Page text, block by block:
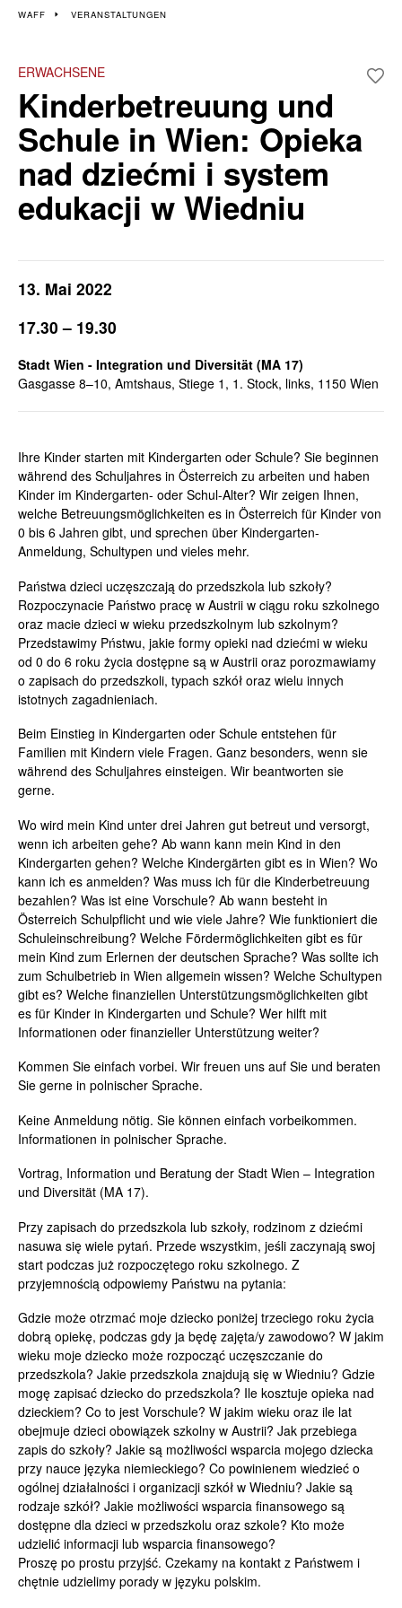
Veranstaltungen im 15.
und 17. Bezirk
Wiener Wochen für Beruf und Weiterbildung | 9. – 13. Mai 2022
WAFF VERANSTALTUNGEN
ERWACHSENE
Kinderbetreuung und
Schule in Wien: Opieka
nad dziećmi i system
edukacji w Wiedniu
13. Mai 2022
17.30 – 19.30
Stadt Wien - Integration und Diversität (MA 17)
Gasgasse 8–10, Amtshaus, Stiege 1, 1. Stock, links, 1150 Wien
Ihre Kinder starten mit Kindergarten oder Schule? Sie beginnen
während des Schuljahres in Österreich zu arbeiten und haben
Kinder im Kindergarten- oder Schul-Alter? Wir zeigen Ihnen,
welche Betreuungsmöglichkeiten es in Österreich für Kinder von
0 bis 6 Jahren gibt, und sprechen über Kindergarten-
Anmeldung, Schultypen und vieles mehr.
Państwa dzieci uczęszczają do przedszkola lub szkoły?
Rozpoczynacie Państwo pracę w Austrii w ciągu roku szkolnego
oraz macie dzieci w wieku przedszkolnym lub szkolnym?
Przedstawimy Pństwu, jakie formy opieki nad dziećmi w wieku
od 0 do 6 roku życia dostępne są w Austrii oraz porozmawiamy
o zapisach do przedszkoli, typach szkół oraz wielu innych
istotnych zagadnieniach.
Beim Einstieg in Kindergarten oder Schule entstehen für
Familien mit Kindern viele Fragen. Ganz besonders, wenn sie
während des Schuljahres einsteigen. Wir beantworten sie
gerne.
Wo wird mein Kind unter drei Jahren gut betreut und versorgt,
wenn ich arbeiten gehe? Ab wann kann mein Kind in den
Kindergarten gehen? Welche Kindergärten gibt es in Wien? Wo
kann ich es anmelden? Was muss ich für die Kinderbetreuung
bezahlen? Was ist eine Vorschule? Ab wann besteht in
Österreich Schulpflicht und wie viele Jahre? Wie funktioniert die
Schuleinschreibung? Welche Fördermöglichkeiten gibt es für
mein Kind zum Erlernen der deutschen Sprache? Was sollte ich
zum Schulbetrieb in Wien allgemein wissen? Welche Schultypen
gibt es? Welche finanziellen Unterstützungsmöglichkeiten gibt
es für Kinder in Kindergarten und Schule? Wer hilft mit
Informationen oder finanzieller Unterstützung weiter?
Kommen Sie einfach vorbei. Wir freuen uns auf Sie und beraten
Sie gerne in polnischer Sprache.
Keine Anmeldung nötig. Sie können einfach vorbeikommen.
Informationen in polnischer Sprache.
Vortrag, Information und Beratung der Stadt Wien – Integration
und Diversität (MA 17).
Przy zapisach do przedszkola lub szkoły, rodzinom z dziećmi
nasuwa się wiele pytań. Przede wszystkim, jeśli zaczynają swoj
start podczas już rozpoczętego roku szkolnego. Z
przyjemnością odpowiemy Państwu na pytania:
Gdzie może otrzmać moje dziecko poniżej trzeciego roku życia
dobrą opiekę, podczas gdy ja będę zajęta/y zawodowo? W jakim
wieku moje dziecko może rozpocząć uczęszczanie do
przedszkola? Jakie przedszkola znajdują się w Wiedniu? Gdzie
mogę zapisać dziecko do przedszkola? Ile kosztuje opieka nad
dzieckiem? Co to jest Vorschule? W jakim wieku oraz ile lat
obejmuje dzieci obowiązek szkolny w Austrii? Jak przebiega
zapis do szkoły? Jakie są możliwości wsparcia mojego dziecka
przy nauce języka niemieckiego? Co powinienem wiedzieć o
ogólnej działalności i organizacji szkół w Wiedniu? Jakie są
rodzaje szkół? Jakie możliwości wsparcia finansowego są
dostępne dla dzieci w przedszkolu oraz szkole? Kto może
udzielić informacji lub wsparcia finansowego?
Proszę po prostu przyjść. Czekamy na kontakt z Państwem i
chętnie udzielimy porady w języku polskim.